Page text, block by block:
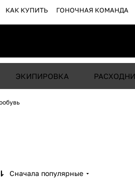
КАК КУПИТЬ ГОНОЧНАЯ КОМАНДА
ЭКИПИРОВКА
Сначала популярные